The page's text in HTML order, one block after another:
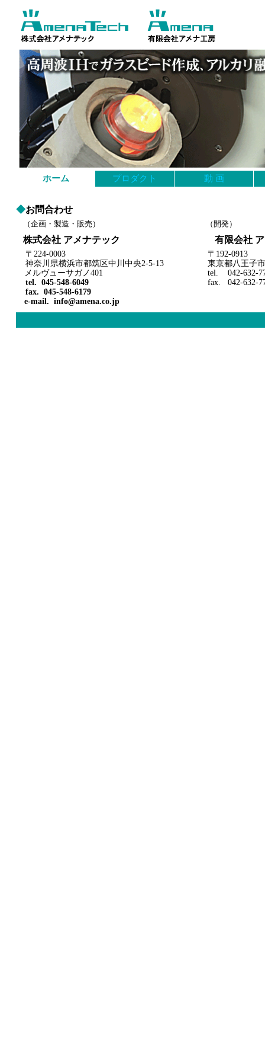
ホーム プロダクト 動 画
◆お問合わせ
（企画・製造・販売） （開発）
株式会社 アメナテック 有限会社
〒224-0003
神奈川県横浜市都筑区中川中央2-5-13
メルヴューサガノ401
tel. 045-548-6049
fax. 045-548-6179
e-mail. info@amena.co.jp
〒 192-0913
東京都八王子
tel. 042-632-
fax. 042-632-